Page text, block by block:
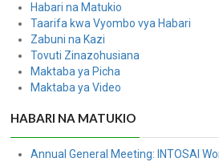
Habari na Matukio
Taarifa kwa Vyombo vya Habari
Zabuni na Kazi
Tovuti Zinazohusiana
Maktaba ya Picha
Maktaba ya Video
HABARI NA MATUKIO
Annual General Meeting: INTOSAI